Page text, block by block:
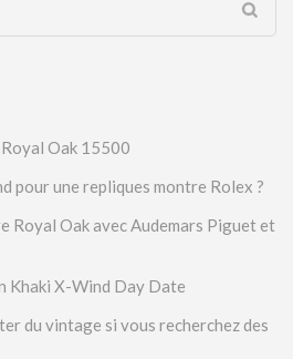
Oak 15500
pour une repliques montre Rolex ?
Royal Oak avec Audemars Piguet et
Khaki X-Wind Day Date
du vintage si vous recherchez des